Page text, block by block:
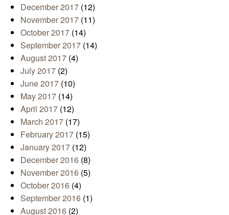
December 2017 (12)
November 2017 (11)
October 2017 (14)
September 2017 (14)
August 2017 (4)
July 2017 (2)
June 2017 (10)
May 2017 (14)
April 2017 (12)
March 2017 (17)
February 2017 (15)
January 2017 (12)
December 2016 (8)
November 2016 (5)
October 2016 (4)
September 2016 (1)
August 2016 (2)